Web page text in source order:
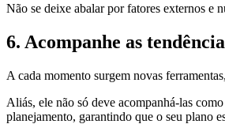
Não se deixe abalar por fatores externos e
6. Acompanhe as
A cada momento surgem novas
Aliás, ele não só deve acompanhá-las
planejamento, garantindo que o seu plano